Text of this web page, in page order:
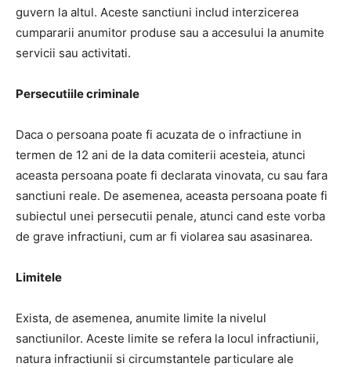
guvern la altul. Aceste sanctiuni includ interzicerea
cumpararii anumitor produse sau a accesului la anumite
servicii sau activitati.
Persecutiile criminale
Daca o persoana poate fi acuzata de o infractiune in
termen de 12 ani de la data comiterii acesteia, atunci
aceasta persoana poate fi declarata vinovata, cu sau fara
sanctiuni reale. De asemenea, aceasta persoana poate fi
subiectul unei persecutii penale, atunci cand este vorba
de grave infractiuni, cum ar fi violarea sau asasinarea.
Limitele
Exista, de asemenea, anumite limite la nivelul
sanctiunilor. Aceste limite se refera la locul infractiunii,
natura infractiunii si circumstantele particulare ale